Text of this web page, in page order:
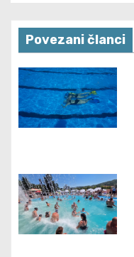
n
a
v
i
a
t
Povezani članci